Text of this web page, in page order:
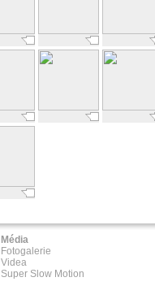
Média
Fotogalerie
Videa
Super Slow Motion